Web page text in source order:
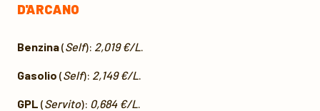
D'ARCANO
Benzina(Self): 2,019 €/L.
Gasolio (Self): 2,149 €/L.
GPL (Servito): 0,684 €/L.